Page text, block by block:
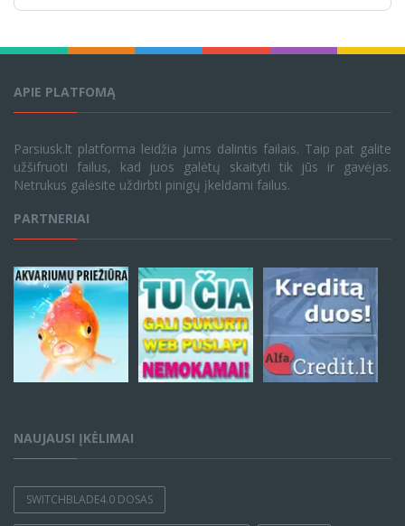
APIE PLATFOMĄ
Parsiusk.lt platforma leidžia jums dalintis failais. Taip pat galite
užšifruoti failus, kad juos galėtų skaityti tik jūs ir gavėjas.
Netrukus galėsite uždirbti pinigų įkeldami failus.
PARTNERIAI
NAUJAUSI ĮKĖLIMAI
SWITCHBLADE4.0 DOSAS